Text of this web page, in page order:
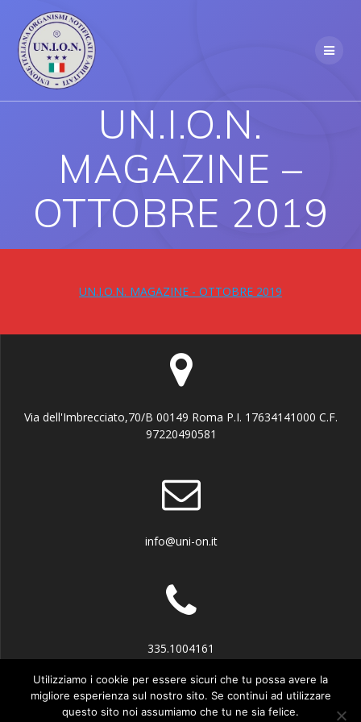
UN.I.O.N.
MAGAZINE –
OTTOBRE 2019
UN.I.O.N. MAGAZINE - OTTOBRE 2019
Via dell'Imbrecciato,70/B 00149 Roma P.I. 17634141000 C.F.
97220490581
info@uni-on.it
335.1004161
Utilizziamo i cookie per essere sicuri che tu possa avere la
migliore esperienza sul nostro sito. Se continui ad utilizzare
questo sito noi assumiamo che tu ne sia felice.